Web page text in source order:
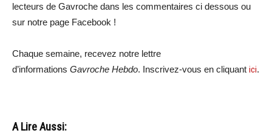
lecteurs de Gavroche dans les commentaires ci dessous ou
sur notre page Facebook !
Chaque semaine, recevez notre lettre
d’informations Gavroche Hebdo. Inscrivez-vous en cliquant ici.
A Lire Aussi: